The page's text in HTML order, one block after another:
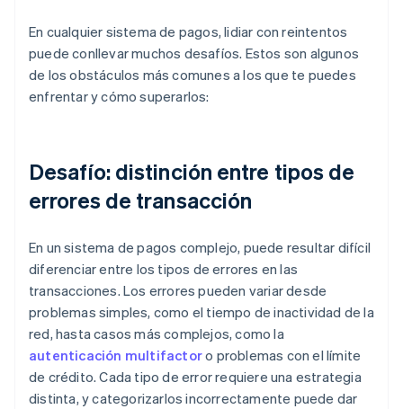
En cualquier sistema de pagos, lidiar con reintentos
puede conllevar muchos desafíos. Estos son algunos
de los obstáculos más comunes a los que te puedes
enfrentar y cómo superarlos:
Desafío: distinción entre tipos de
errores de transacción
En un sistema de pagos complejo, puede resultar difícil
diferenciar entre los tipos de errores en las
transacciones. Los errores pueden variar desde
problemas simples, como el tiempo de inactividad de la
red, hasta casos más complejos, como la
autenticación multifactoro problemas con el límite
de crédito. Cada tipo de error requiere una estrategia
distinta, y categorizarlos incorrectamente puede dar